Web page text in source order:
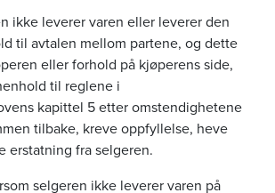
ikke leverer varen eller leverer den
til avtalen mellom partene, og dette
eller forhold på kjøperens side,
til reglene i
kapittel 5 etter omstendighetene
tilbake, kreve oppfyllelse, heve
erstatning fra selgeren.
selgeren ikke leverer varen på